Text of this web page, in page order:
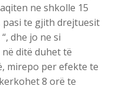
ne shkolle 15
te gjith drejtuesit
dhe jo ne si
në ditë duhet të
mirepo per efekte te
8 orë te